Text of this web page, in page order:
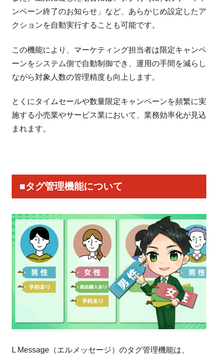
ンペーン終了のお知らせ」など、あらかじめ設定したア
クションを自動実行することも可能です。
この機能により、マーケティング担当者は限定キャンペ
ーンをシステム側で自動制御でき、運用の手間を減らし
ながら対象人数の管理精度も向上します。
とくにタイムセールや数量限定キャンペーンを頻繁に実
施する小売業やサービス業において、業務効率化が見込
まれます。
■タグ管理機能について
L Message（エルメッセージ）のタグ管理機能は、